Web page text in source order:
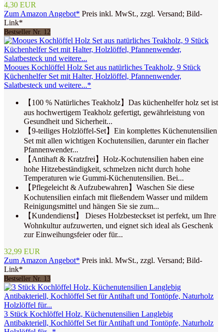
4,30 EUR
Zum Amazon Angebot* Preis inkl. MwSt., zzgl. Versand; Bild-
Link*
Bestseller Nr. 12
Mooues Kochlöffel Holz Set aus natürliches Teakholz, 9 Stück
Küchenhelfer Set mit Halter, Holzlöffel, Pfannenwender,
Salatbesteck und weitere...*
【100 % Natürliches Teakholz】Das küchenhelfer holz set ist
aus hochwertigem Teakholz gefertigt, gewährleistung von
Gesundheit und Sicherheit...
【9-teiliges Holzlöffel-Set】Ein komplettes Küchenutensilien
Set mit allen wichtigen Kochutensilien, darunter ein flacher
Pfannenwender...
【Antihaft & Kratzfrei】Holz-Kochutensilien haben eine
hohe Hitzebeständigkeit, schmelzen nicht durch hohe
Temperaturen wie Gummi-Küchenutensilien. Bei...
【Pflegeleicht & Aufzubewahren】Waschen Sie diese
Kochutensilien einfach mit fließendem Wasser und mildem
Reinigungsmittel und hängen Sie sie zum...
【Kundendienst】 Dieses Holzbesteckset ist perfekt, um Ihre
Wohnkultur aufzuwerten, und eignet sich ideal als Geschenk
zur Einweihungsfeier oder für...
32,99 EUR
Zum Amazon Angebot* Preis inkl. MwSt., zzgl. Versand; Bild-
Link*
Bestseller Nr. 13
3 Stück Kochlöffel Holz, Küchenutensilien Langlebig
Antibakteriell, Kochlöffel Set für Antihaft und Tontöpfe, Naturholz